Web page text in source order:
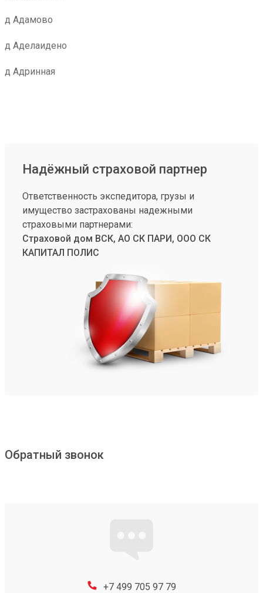
д Адамово
д Аделаидено
д Адринная
Надёжный страховой партнер
Ответственность экспедитора, грузы и
имущество застрахованы надежными
страховыми партнерами:
Страховой дом ВСК, АО СК ПАРИ, ООО СК
КАПИТАЛ ПОЛИС
Обратный звонок
+7 499 705 97 79